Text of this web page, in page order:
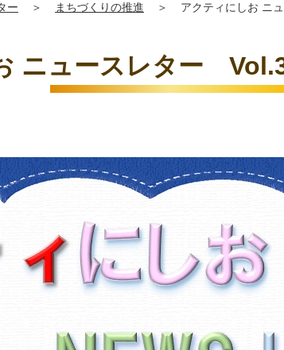
ー ＞ まちづくりの推進 ＞ アクティにしお
ニュースレター